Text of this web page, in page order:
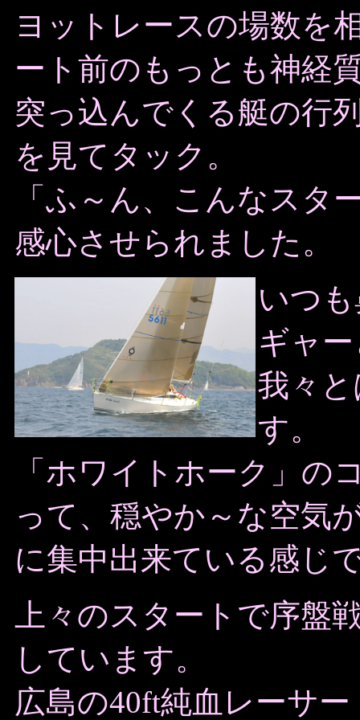
ヨットレースの場数を
ート前のもっとも神経
突っ込んでくる艇の行
を見てタック。
「ふ～ん、こんなスタ
感心させられました。
いつ
ギャ
我々
す。
「ホワイトホーク」の
って、穏やか～な空気
に集中出来ている感じ
上々のスタートで序盤
しています。
広島の40ft純血レーサ